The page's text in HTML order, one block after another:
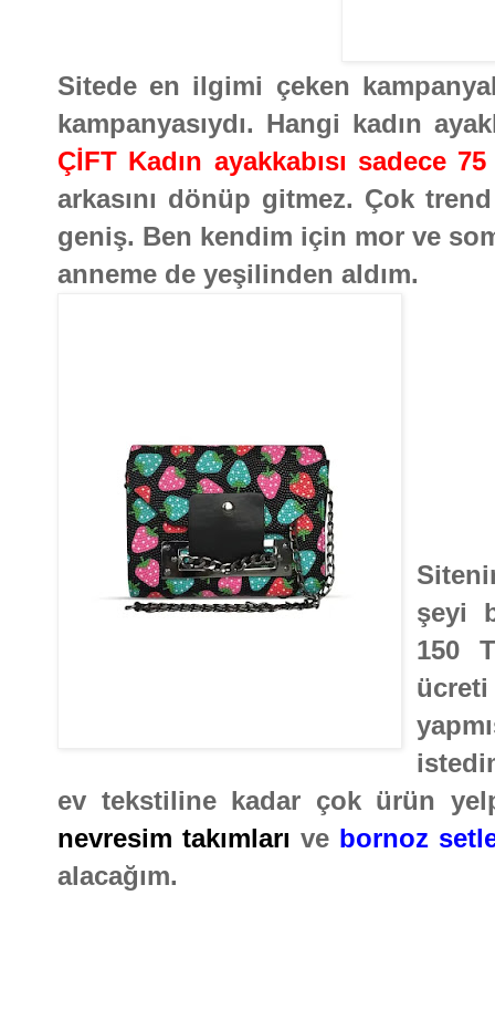
Sitede en ilgimi çeken
kampanyasıydı. Hangi kadın
ÇİFT Kadın ayakkabısı sadece
arkasını dönüp gitmez. Çok
geniş. Ben kendim için mor ve
anneme de yeşilinden aldım.
şeyi
150
ücreti
ev tekstiline kadar çok ürün
nevresim takımları ve bornoz
alacağım.